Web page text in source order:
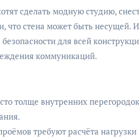
сделать модную студию,
что стена может быть несущей.
для всей
коммуникаций.
толще внутренних
требуют расчёта